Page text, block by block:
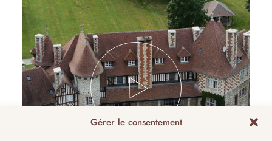
Gérer le consentement